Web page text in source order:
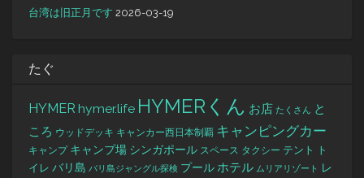
台湾は旧正月です 2026-03-19
たぐ
HYMER hymer.life HYMERくん お店 たくさん と
ころ ウッドデッキ キャンカー西日本制覇 キャンピングカー
キャンプ キャンプ場 シンガポール スペース タクシー テント
ト
イレ バリ島 バリ島ジャングル探検 プールホテル ムリアリゾート
レ